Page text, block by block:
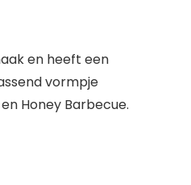
en heeft een
vormpje
Honey Barbecue.